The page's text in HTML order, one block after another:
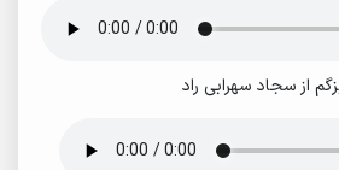
از سجاد سهرابی راد